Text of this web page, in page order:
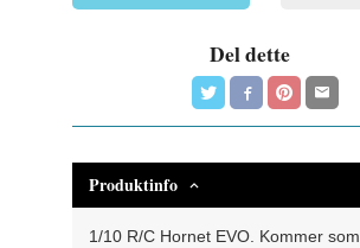
Del dette
Produktinfo
1/10 R/C Hornet EVO. Kommer som